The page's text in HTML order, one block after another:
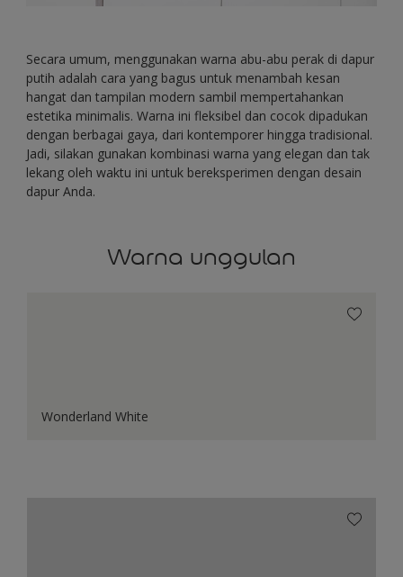
Secara umum, menggunakan warna abu-abu perak di dapur
putih adalah cara yang bagus untuk menambah kesan
hangat dan tampilan modern sambil mempertahankan
estetika minimalis. Warna ini fleksibel dan cocok dipadukan
dengan berbagai gaya, dari kontemporer hingga tradisional.
Jadi, silakan gunakan kombinasi warna yang elegan dan tak
lekang oleh waktu ini untuk bereksperimen dengan desain
dapur Anda.
Warna unggulan
Wonderland White